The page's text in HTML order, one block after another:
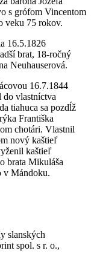
s grófom Vincentom
veku 75 rokov.
16.5.1826
brat, 18-ročný
Neuhauserová.
16.7.1844
do vlastníctva
tiahuca sa pozdĺž
Františka
chotári. Vlastnil
nový kaštieľ
kaštieľ
brata Mikuláša
v Mándoku.
slanských
spol. s r. o.,